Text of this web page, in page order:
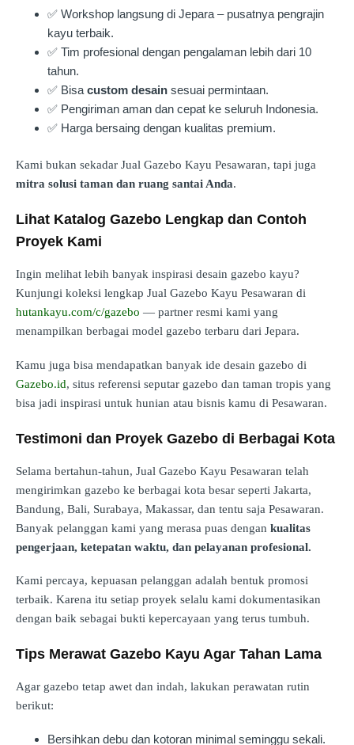
✅ Workshop langsung di Jepara – pusatnya pengrajin
kayu terbaik.
✅ Tim profesional dengan pengalaman lebih dari 10
tahun.
✅ Bisa custom desain sesuai permintaan.
✅ Pengiriman aman dan cepat ke seluruh Indonesia.
✅ Harga bersaing dengan kualitas premium.
Kami bukan sekadar Jual Gazebo Kayu Pesawaran, tapi juga
mitra solusi taman dan ruang santai Anda.
Lihat Katalog Gazebo Lengkap dan Contoh
Proyek Kami
Ingin melihat lebih banyak inspirasi desain gazebo kayu?
Kunjungi koleksi lengkap Jual Gazebo Kayu Pesawaran di
hutankayu.com/c/gazebo — partner resmi kami yang
menampilkan berbagai model gazebo terbaru dari Jepara.
Kamu juga bisa mendapatkan banyak ide desain gazebo di
Gazebo.id, situs referensi seputar gazebo dan taman tropis yang
bisa jadi inspirasi untuk hunian atau bisnis kamu di Pesawaran.
Testimoni dan Proyek Gazebo di Berbagai Kota
Selama bertahun-tahun, Jual Gazebo Kayu Pesawaran telah
mengirimkan gazebo ke berbagai kota besar seperti Jakarta,
Bandung, Bali, Surabaya, Makassar, dan tentu saja Pesawaran.
Banyak pelanggan kami yang merasa puas dengan kualitas
pengerjaan, ketepatan waktu, dan pelayanan profesional.
Kami percaya, kepuasan pelanggan adalah bentuk promosi
terbaik. Karena itu setiap proyek selalu kami dokumentasikan
dengan baik sebagai bukti kepercayaan yang terus tumbuh.
Tips Merawat Gazebo Kayu Agar Tahan Lama
Agar gazebo tetap awet dan indah, lakukan perawatan rutin
berikut:
Bersihkan debu dan kotoran minimal seminggu sekali.